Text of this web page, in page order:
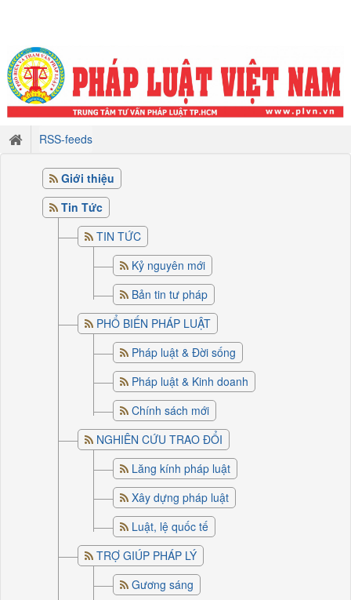
RSS-feeds
Giới thiệu
Tin Tức
TIN TỨC
Kỷ nguyên mới
Bản tin tư pháp
PHỔ BIẾN PHÁP LUẬT
Pháp luật & Đời sống
Pháp luật & Kinh doanh
Chính sách mới
NGHIÊN CỨU TRAO ĐỔI
Lăng kính pháp luật
Xây dựng pháp luật
Luật, lệ quốc tế
TRỢ GIÚP PHÁP LÝ
Gương sáng